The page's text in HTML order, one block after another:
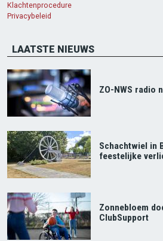
Klachtenprocedure
Privacybeleid
LAATSTE NIEUWS
ZO-NWS radio
Schachtwiel in
feestelijke
Zonnebloem
ClubSupport